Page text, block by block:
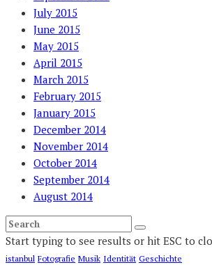
July 2015
June 2015
May 2015
April 2015
March 2015
February 2015
January 2015
December 2014
November 2014
October 2014
September 2014
August 2014
Start typing to see results or hit ESC to
istanbul Fotografie Musik Identität Geschichte